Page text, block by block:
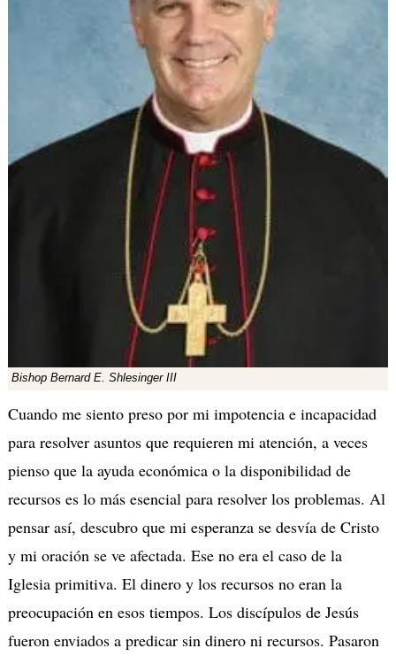
Bishop Bernard E. Shlesinger III
Cuando me siento preso por mi impotencia e incapacidad
para resolver asuntos que requieren mi atención, a veces
pienso que la ayuda económica o la disponibilidad de
recursos es lo más esencial para resolver los problemas. Al
pensar así, descubro que mi esperanza se desvía de Cristo
y mi oración se ve afectada. Ese no era el caso de la
Iglesia primitiva. El dinero y los recursos no eran la
preocupación en esos tiempos. Los discípulos de Jesús
fueron enviados a predicar sin dinero ni recursos. Pasaron